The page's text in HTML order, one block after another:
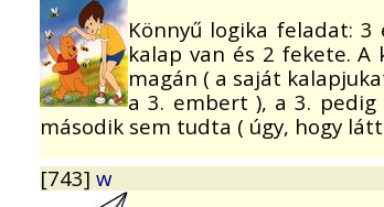
Könnyű logika feladat:
kalap van és 2 fekete.
magán ( a saját
a 3. embert ), a 3.
második sem tudta ( úgy, hogy
[743] w